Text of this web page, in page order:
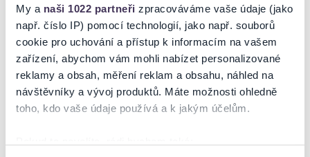
My a naši 1022 partneři zpracováváme vaše údaje (jako
např. číslo IP) pomocí technologií, jako např. souborů
cookie pro uchování a přístup k informacím na vašem
zařízení, abychom vám mohli nabízet personalizované
reklamy a obsah, měření reklam a obsahu, náhled na
návštěvníky a vývoj produktů. Máte možnosti ohledně
toho, kdo vaše údaje používá a k jakým účelům.
Eurovision Song Contest 2025 zaujme publikum nejen svým
charakteristickým hlasem, ale také strhující pódiovou energií, která z
něj dělá jednoho z nejzajímavějších mladých umělců současnosti. Po
úspěchu singlů Wasted a Perfume přichází s novou skladbou
Cherry
On Your Cake, která otevírá další kapitolu jeho hudební kariéry a
potvrzuje jeho výrazný autorský rukopis i mezinárodní ambice.
O2 universum zaplní atmosféra světové show
velkolepý koncert. Emeli Sandé je známá tím, že dokáže během